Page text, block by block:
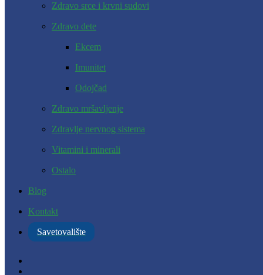
Zdravo srce i krvni sudovi
Zdravo dete
Ekcem
Imunitet
Odojčad
Zdravo mršavljenje
Zdravlje nervnog sistema
Vitamini i minerali
Ostalo
Blog
Kontakt
Savetovalište